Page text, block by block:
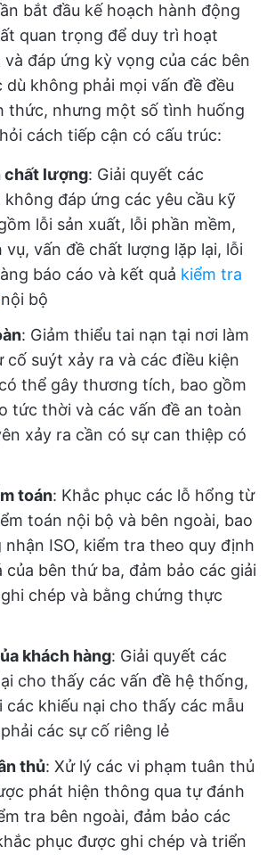
bắt đầu kế hoạch hành động
quan trọng để duy trì hoạt
đáp ứng kỳ vọng của các bên
dù không phải mọi vấn đề đều
thức, nhưng một số tình huống
cách tiếp cận có cấu trúc:
chất lượng: Giải quyết các
đáp ứng các yêu cầu kỹ
lỗi sản xuất, lỗi phần mềm,
vụ, vấn đề chất lượng lặp lại, lỗi
báo cáo và kết quả kiểm tra
nội bộ
: Giảm thiểu tai nạn tại nơi làm
cố suýt xảy ra và các điều kiện
thể gây thương tích, bao gồm
tức thời và các vấn đề an toàn
xảy ra cần có sự can thiệp có
toán: Khắc phục các lỗ hổng từ
toán nội bộ và bên ngoài, bao
nhận ISO, kiểm tra theo quy định
của bên thứ ba, đảm bảo các giải
chép và bằng chứng thực
khách hàng: Giải quyết các
cho thấy các vấn đề hệ thống,
các khiếu nại cho thấy các mẫu
các sự cố riêng lẻ
thủ: Xử lý các vi phạm tuân thủ
phát hiện thông qua tự đánh
tra bên ngoài, đảm bảo các
phục được ghi chép và triển